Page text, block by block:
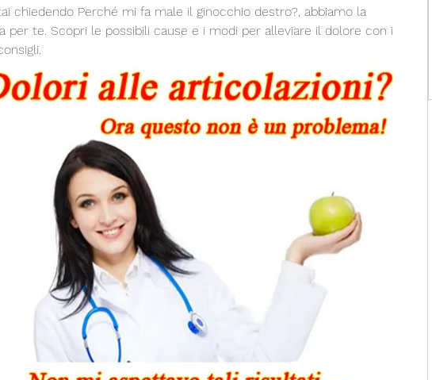
chiedendo Perché mi fa male il ginocchio destro?, abbiamo la
per te. Scopri le possibili cause e i modi per alleviare il dolore con i